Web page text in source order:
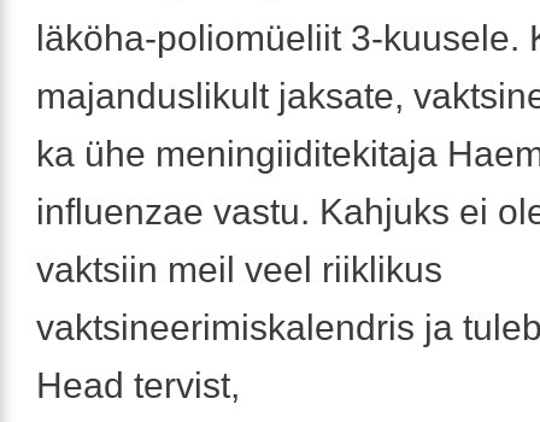
läköha-poliomüeliit 3-kuusele.
majanduslikult jaksate,
ka ühe meningiiditekitaja
influenzae vastu. Kahjuks ei
vaktsiin meil veel riiklikus
vaktsineerimiskalendris ja
Head tervist,